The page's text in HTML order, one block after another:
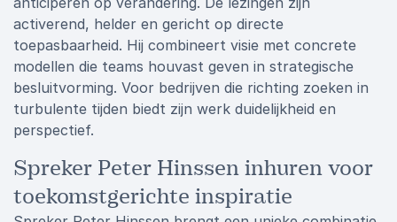
activerend, helder en gericht op directe
toepasbaarheid. Hij combineert visie met concrete
modellen die teams houvast geven in strategische
besluitvorming. Voor bedrijven die richting zoeken in
turbulente tijden biedt zijn werk duidelijkheid en
perspectief.
Spreker Peter Hinssen inhuren voor
toekomstgerichte inspiratie